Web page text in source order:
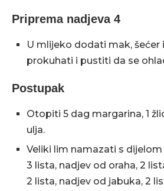
Priprema nadjeva 4
U mlijeko dodati mak, šećer
prokuhati i pustiti da se
Postupak
Otopiti 5 dag margarina, 1
ulja.
Veliki lim namazati s
3 lista, nadjev od oraha, 2
2 lista, nadjev od jabuka, 2